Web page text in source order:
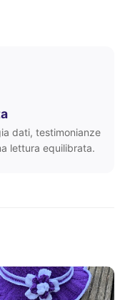
dati, testimonianze
lettura equilibrata.